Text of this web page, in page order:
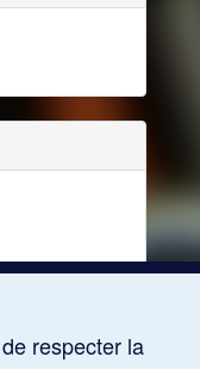
respecter la